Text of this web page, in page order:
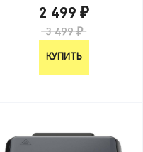
2 499 ₽
3 499 ₽
КУПИТЬ